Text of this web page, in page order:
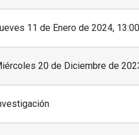
11 de Enero de 2024,
20 de Diciembre de